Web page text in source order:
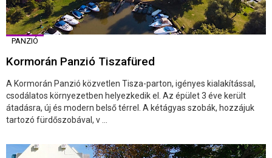
PANZIÓ
Kormorán Panzió Tiszafüred
A Kormorán Panzió közvetlen Tisza-parton, igényes kialakítással,
csodálatos környezetben helyezkedik el. Az épület 3 éve került
átadásra, új és modern belső térrel. A kétágyas szobák, hozzájuk
tartozó fürdőszobával, v ...